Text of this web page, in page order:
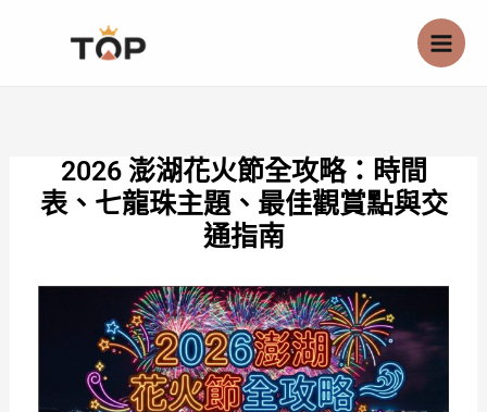
2026 澎湖花火節全攻略：時間
表、七龍珠主題、最佳觀賞點與交
通指南